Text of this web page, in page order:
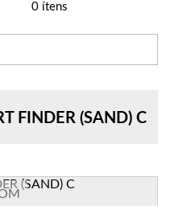
0ítens
FINDER (SAND) C
(SAND) C